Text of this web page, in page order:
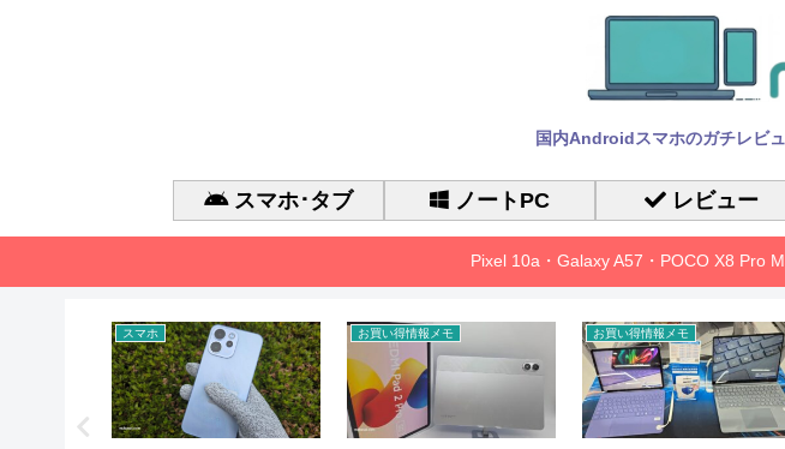
国内Androidスマホのガチレビ
スマホ･タブ ノートPC レビュー
Pixel 10a・Galaxy A57・POCO X8 Pro
スマホ お買い得情報メモ お買い得情報メモ